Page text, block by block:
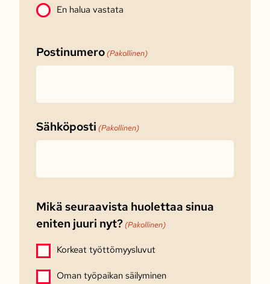
En halua vastata
Postinumero (Pakollinen)
Sähköposti (Pakollinen)
Mikä seuraavista huolettaa sinua
eniten juuri nyt? (Pakollinen)
Korkeat työttömyysluvut
Oman työpaikan säilyminen